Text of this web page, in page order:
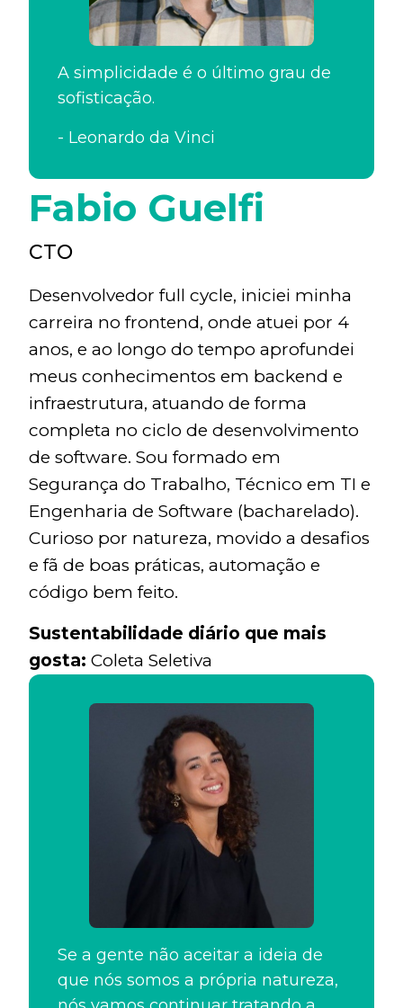
A simplicidade é o último grau de
sofisticação.
- Leonardo da Vinci
Fabio Guelfi
CTO
Desenvolvedor full cycle, iniciei minha
carreira no frontend, onde atuei por 4
anos, e ao longo do tempo aprofundei
meus conhecimentos em backend e
infraestrutura, atuando de forma
completa no ciclo de desenvolvimento
de software. Sou formado em
Segurança do Trabalho, Técnico em TI e
Engenharia de Software (bacharelado).
Curioso por natureza, movido a desafios
e fã de boas práticas, automação e
código bem feito.
Sustentabilidade diário que mais
gosta: Coleta Seletiva
Se a gente não aceitar a ideia de
que nós somos a própria natureza,